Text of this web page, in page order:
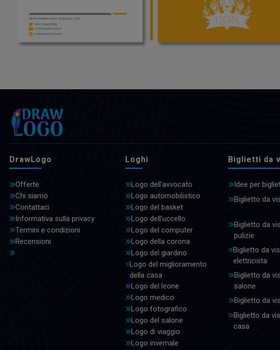
DrawLogo
Offerte
Chi siamo
Contattaci
Informativa sulla privacy
Termini e condizioni
Recensioni
Loghi
Logo dell'avvocato
Logo automobilistico
Logo del basket
Logo dell'uccello
Logo del computer
Logo della corona
Logo del giardino
Logo del miglioramento
della casa
Logo del leone
Logo medico
Logo fotografico
Logo del salone
Logo di viaggio
Logo invernale
Biglietti da
Idee per
Biglietto da
Biglietto da
pulizie
Biglietto da
elettricista
Biglietto da
salone
Biglietto da
Biglietto da
casa